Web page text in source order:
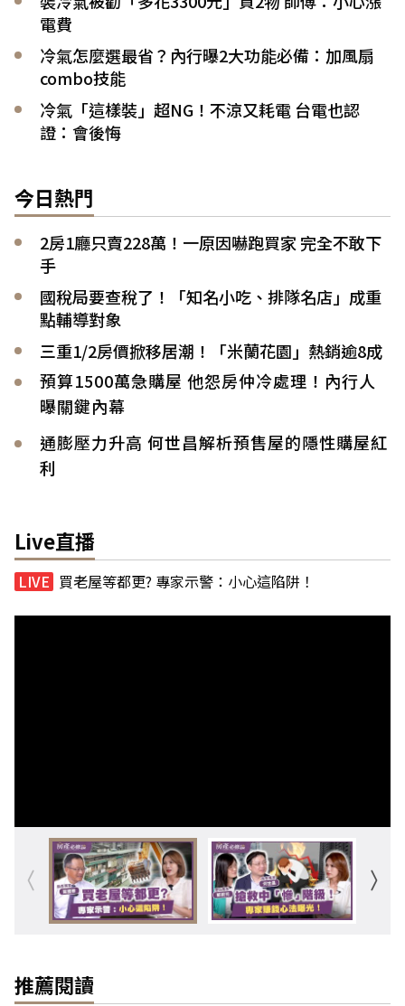
電費
冷氣怎麼選最省？內行曝2大功能必備：加風扇
combo技能
冷氣「這樣裝」超NG！不涼又耗電 台電也認
證：會後悔
今日熱門
2房1廳只賣228萬！一原因嚇跑買家 完全不敢下
手
國稅局要查稅了！「知名小吃、排隊名店」成重
點輔導對象
三重1/2房價掀移居潮！「米蘭花園」熱銷逾8成
預算1500萬急購屋 他怨房仲冷處理！內行人
曝關鍵內幕
通膨壓力升高 何世昌解析預售屋的隱性購屋紅
利
Live直播
買老屋等都更? 專家示警：小心這陷阱！
推薦閱讀